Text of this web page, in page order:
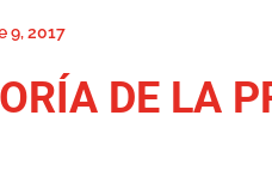
9, 2017
DE LA